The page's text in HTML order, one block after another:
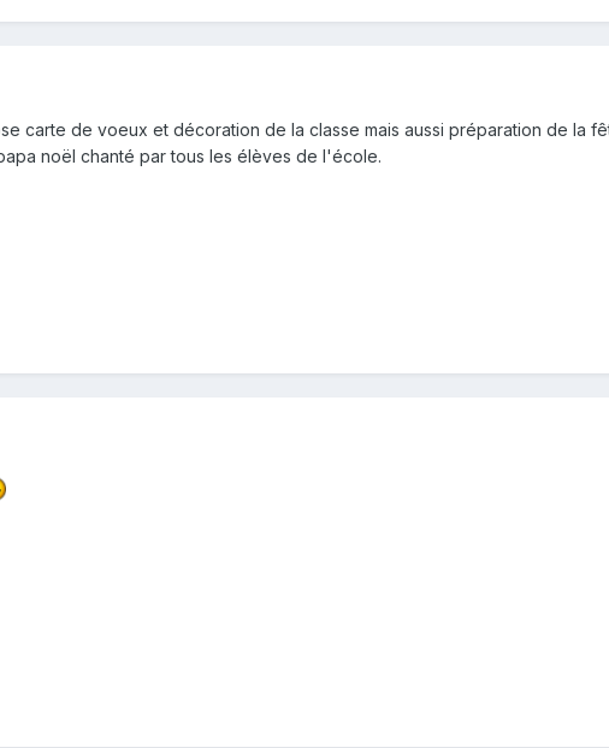
carte de voeux et décoration de la classe mais aussi préparation de la
noël chanté par tous les élèves de l'école.